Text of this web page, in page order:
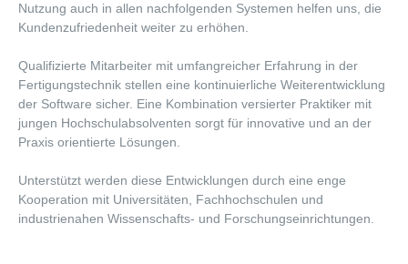
Vorkalkulation
CAD-basierte Planzeitermittlung
Montagezeitermittlung
Auftragssteuerung
Nutzung auch in allen nachfolgenden Systemen helfen uns, die
Kundenzufriedenheit weiter zu erhöhen.
Qualifizierte Mitarbeiter mit umfangreicher Erfahrung in der
Fertigungstechnik stellen eine kontinuierliche Weiterentwicklung
der Software sicher. Eine Kombination versierter Praktiker mit
jungen Hochschulabsolventen sorgt für innovative und an der
Praxis orientierte Lösungen.
Unterstützt werden diese Entwicklungen durch eine enge
Kooperation mit Universitäten, Fachhochschulen und
industrienahen Wissenschafts- und Forschungseinrichtungen.